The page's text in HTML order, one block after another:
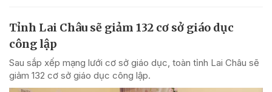
Tỉnh Lai Châu sẽ giảm 132 cơ sở giáo dục
công lập
Sau sắp xếp mạng lưới cơ sở giáo dục, toàn tỉnh Lai Châu sẽ
giảm 132 cơ sở giáo dục công lập.